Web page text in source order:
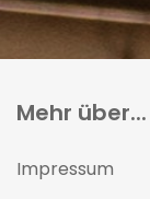
Mehr über...
Impressum